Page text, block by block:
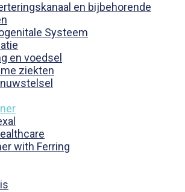
en bijbehorende
Systeem
en voedsel
ziekten
with Ferring